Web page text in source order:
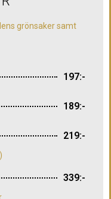
grönsaker samt
197:-
189:-
219:-
339:-